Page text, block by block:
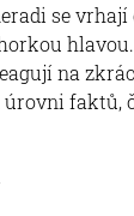
se vrhají
na
faktů,